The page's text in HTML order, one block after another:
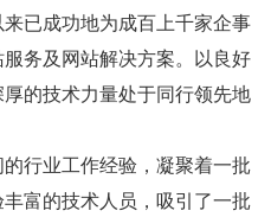
已成功地为成百上千家企事
务及网站解决方案。以良好
的技术力量处于同行领先地
行业工作经验，凝聚着一批
富的技术人员，吸引了一批